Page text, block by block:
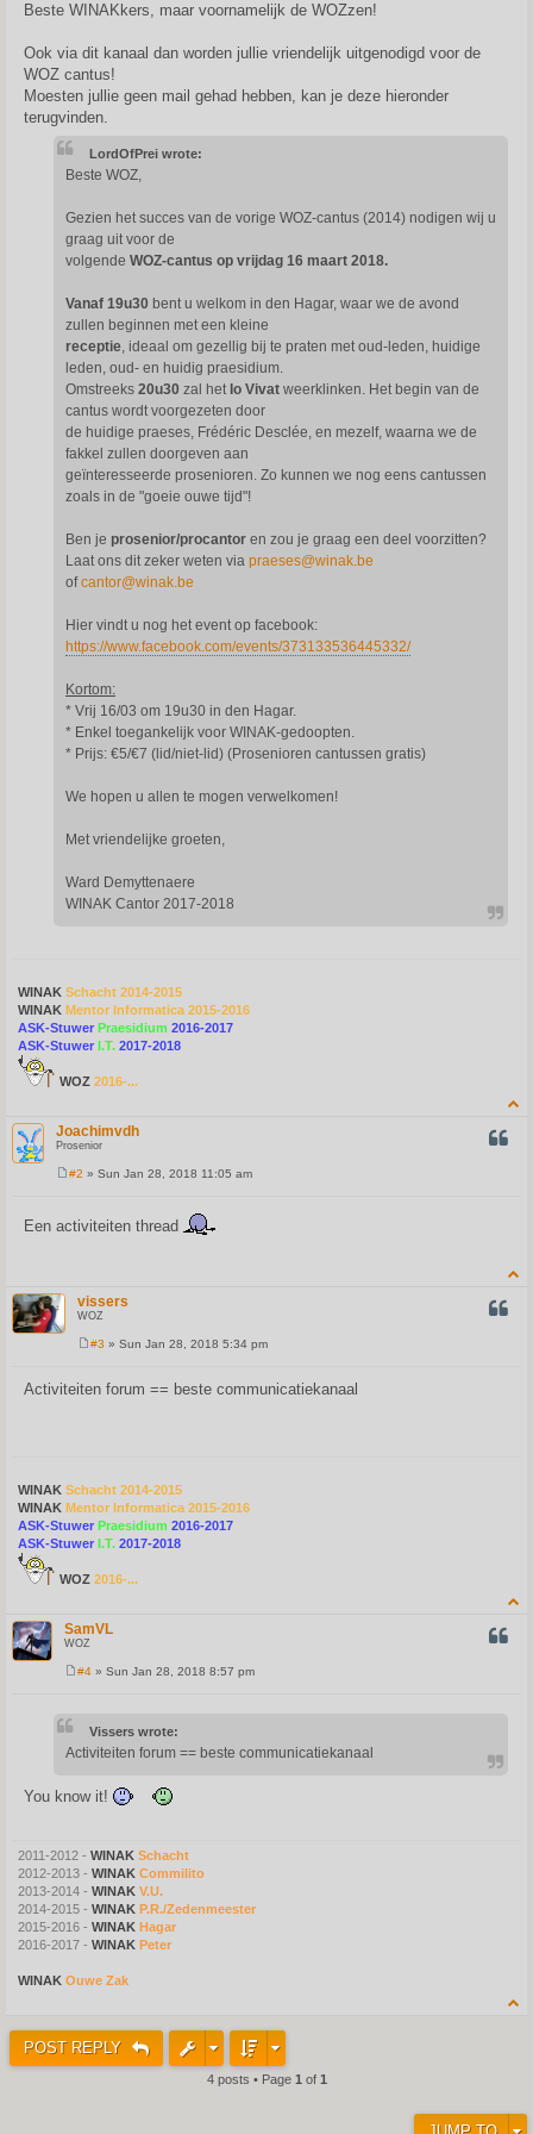
s
t
Beste WINAKkers, maar voornamelijk de WOZzen!
Ook via dit kanaal dan worden jullie vriendelijk uitgenodigd voor de
WOZ cantus!
Moesten jullie geen mail gehad hebben, kan je deze hieronder
terugvinden.
LordOfPrei wrote:
Beste WOZ,
Gezien het succes van de vorige WOZ-cantus (2014) nodigen wij u
graag uit voor de
volgende WOZ-cantus op vrijdag 16 maart 2018.
Vanaf 19u30 bent u welkom in den Hagar, waar we de avond
zullen beginnen met een kleine
receptie, ideaal om gezellig bij te praten met oud-leden, huidige
leden, oud- en huidig praesidium.
Omstreeks 20u30 zal het Io Vivat weerklinken. Het begin van de
cantus wordt voorgezeten door
de huidige praeses, Frédéric Desclée, en mezelf, waarna we de
fakkel zullen doorgeven aan
geïnteresseerde prosenioren. Zo kunnen we nog eens cantussen
zoals in de "goeie ouwe tijd"!
Ben je prosenior/procantor en zou je graag een deel voorzitten?
Laat ons dit zeker weten via praeses@winak.be
ofcantor@winak.be
Hier vindt u nog het event op facebook:
https://www.facebook.com/events/373133536445332/
Kortom:
* Vrij 16/03 om 19u30 in den Hagar.
* Enkel toegankelijk voor WINAK-gedoopten.
* Prijs: €5/€7 (lid/niet-lid) (Prosenioren cantussen gratis)
We hopen u allen te mogen verwelkomen!
Met vriendelijke groeten,
Ward Demyttenaere
WINAK Cantor 2017-2018
WINAK Schacht 2014-2015
WINAK Mentor Informatica 2015-2016
ASK-Stuwer Praesidium 2016-2017
ASK-Stuwer I.T. 2017-2018
WOZ 2016-...
Joachimvdh
Prosenior
t
#2 » Sun Jan 28, 2018 11:05 am
Een activiteiten thread
vissers
WOZ
t
#3 » Sun Jan 28, 2018 5:34 pm
Activiteiten forum == beste communicatiekanaal
WINAK Schacht 2014-2015
WINAK Mentor Informatica 2015-2016
ASK-Stuwer Praesidium 2016-2017
ASK-Stuwer I.T. 2017-2018
WOZ 2016-...
SamVL
WOZ
#4 » Sun Jan 28, 2018 8:57 pm
Vissers wrote:
Activiteiten forum == beste communicatiekanaal
You know it!
2011-2012 - WINAK Schacht
2012-2013 - WINAK Commilito
2013-2014 - WINAK V.U.
2014-2015 - WINAK P.R./Zedenmeester
2015-2016 - WINAK Hagar
2016-2017 - WINAK Peter
WINAK Ouwe Zak
POST REPLY
4 posts • Page 1 of 1